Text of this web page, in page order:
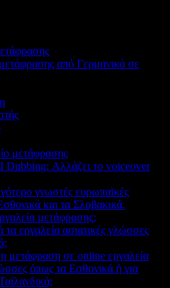
από Γερμανικά σε
μετάφρασης
Dubbing: Αλλάζει το voiceover
γνωστές ευρωπαϊκές
και τα Σλοβακικά.
μετάφρασης;
εργαλεία ασιατικές γλώσσες
μετάφραση σε online εργαλεία
όπως τα Εσθονικά ή για